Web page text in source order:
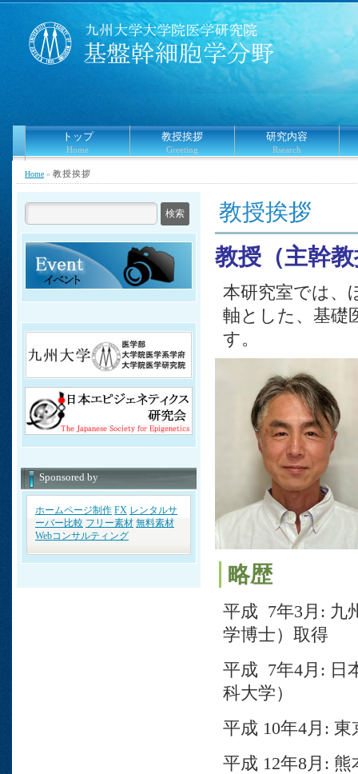
トップ
Home
教授挨拶
Greeting
研究内容
Rsearch
Home » 教授挨拶
教授挨拶
教授（主幹
本研究室では、
軸とした、基礎
す。
略歴
平成 7年3月: 九
学博士）取得
平成 7年4月: 日
科大学）
平成 10年4月:
平成 12年8月:
Sponsored by
ホームページ制作 FX レンタルサ
ーバー比較 フリー素材 無料素材
Webコンサルティング